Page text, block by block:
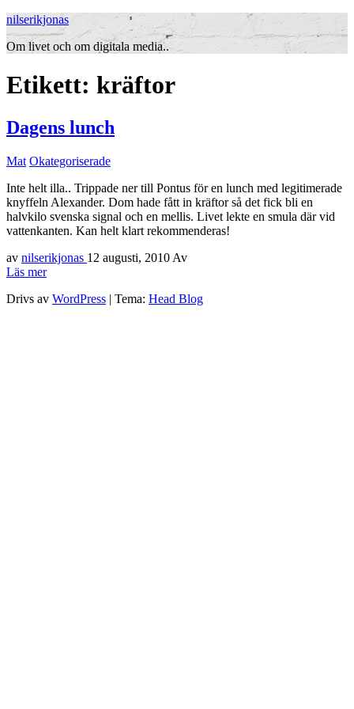
nilserikjonas
Om livet och om digitala media..
Etikett: kräftor
Dagens lunch
Mat Okategoriserade
Inte helt illa.. Trippade ner till Pontus för en lunch med legitimerade
knyffeln Alexander. Dom hade fått in kräftor så det fick bli en
halvkilo svenska signal och en mellis. Livet lekte en smula där vid
vattenkanten. Kan helt klart rekommenderas!
av nilserikjonas 12 augusti, 2010 Av
Läs mer
Drivs av WordPress | Tema: Head Blog